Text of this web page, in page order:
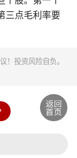
三点毛利率要
！投资风险自负。